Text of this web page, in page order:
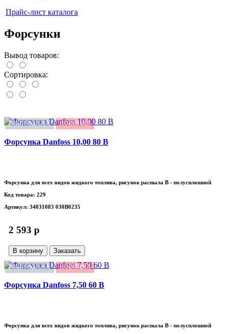
Прайс-лист каталога
Форсунки
Вывод товаров:
Сортировка:
РАСПРОДАЖА НОВИНКА
Форсунка Danfoss 10,00 80 B
Форсунка для всех видов жидкого топлива, рисунок распыла B - полусплошной
Код товара: 229
Артикул: 34031083 030B0235
2 593 p
В корзину Заказать
РАСПРОДАЖА НОВИНКА
Форсунка Danfoss 7,50 60 B
Форсунка для всех видов жидкого топлива, рисунок распыла B - полусплошной